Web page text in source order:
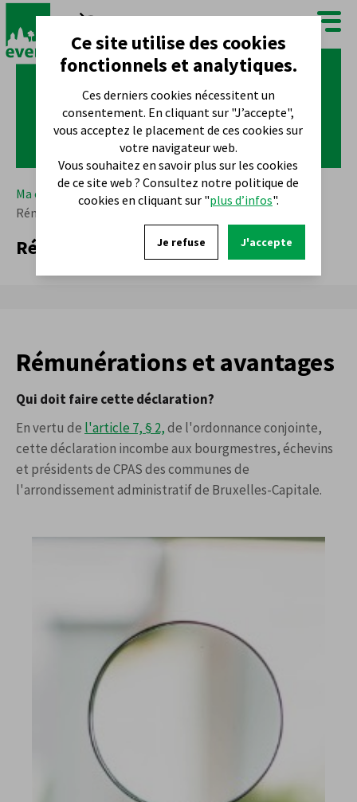
Ma commune Politique
Transparence
Rémunérations et avantages
Rémunérations et avantages
Rémunérations et avantages
Qui doit faire cette déclaration?
En vertu de l'article 7, § 2,de l'ordonnance conjointe,
cette déclaration incombe aux bourgmestres, échevins
et présidents de CPAS des communes de
l'arrondissement administratif de Bruxelles-Capitale.
Ce site utilise des cookies
fonctionnels et analytiques.
Ces derniers cookies nécessitent un
consentement. En cliquant sur "J’accepte",
vous acceptez le placement de ces cookies sur
votre navigateur web.
Vous souhaitez en savoir plus sur les cookies
de ce site web ? Consultez notre politique de
cookies en cliquant sur "plus d’infos".
Je refuse J'accepte